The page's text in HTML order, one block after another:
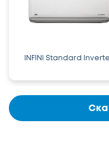
INFINI Standard